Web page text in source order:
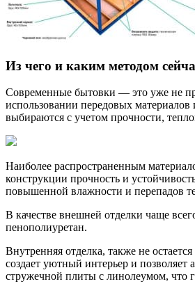
Из чего и каким методом
Современные бытовки — это уже не
использовании передовых
выбираются с учетом прочности,
Наиболее распространенным
конструкции прочность и
повышенной влажности и перепадов
В качестве внешней отделки чаще
пенополиуретан.
Внутренняя отделка, также не
создает уютный интерьер и
стружечной плиты с линолеумом, что